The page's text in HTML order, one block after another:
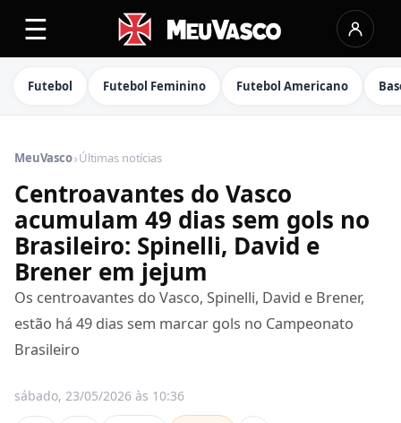
☰
Futebol Futebol Feminino Futebol Americano
MeuVasco›Últimas notícias
Centroavantes do Vasco
acumulam 49 dias sem gols no
Brasileiro: Spinelli, David e
Brener em jejum
Os centroavantes do Vasco, Spinelli, David e Brener,
estão há 49 dias sem marcar gols no Campeonato
Brasileiro
sábado, 23/05/2026 às 10:36